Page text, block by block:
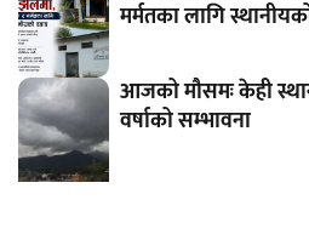
मर्मतका लागि
आजको मौसमः केही
वर्षाको सम्भावना